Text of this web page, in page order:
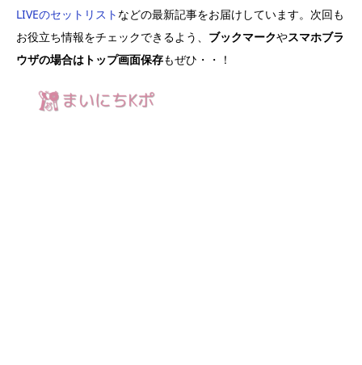
LIVEのセットリスト などの最新記事をお届けしています。次回も
お役立ち情報をチェックできるよう、 ブックマークやスマホブラ
ウザの場合はトップ画面保存もぜひ・・！